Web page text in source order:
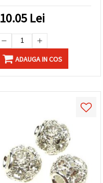
cercei DIY/handmade
10.05 Lei
ADAUGA IN COS